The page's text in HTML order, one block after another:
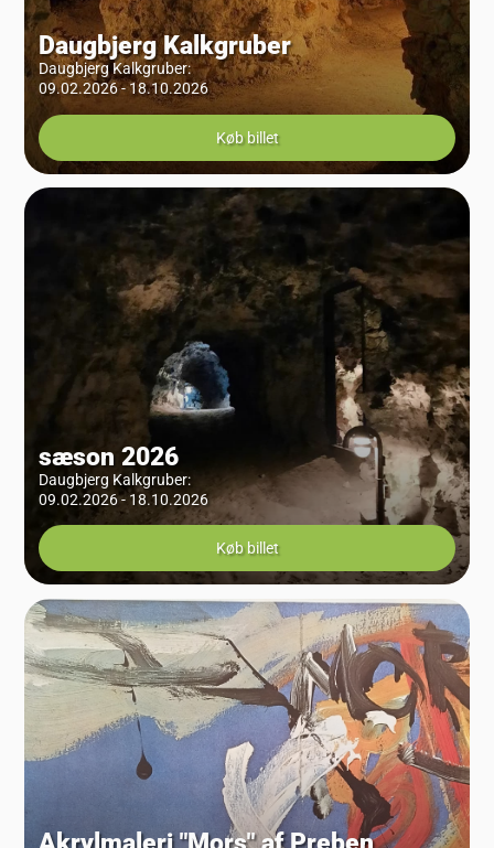
Daugbjerg Kalkgruber
Daugbjerg Kalkgruber:
09.02.2026 - 18.10.2026
Køb billet
sæson 2026
Daugbjerg Kalkgruber:
09.02.2026 - 18.10.2026
Køb billet